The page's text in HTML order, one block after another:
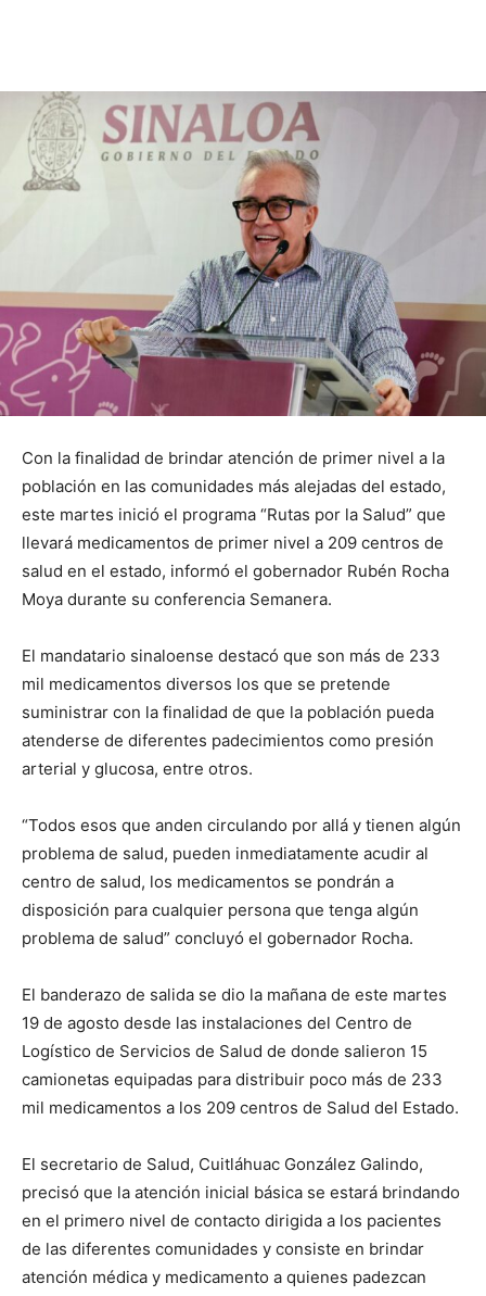
Con la finalidad de brindar atención de primer nivel a la
población en las comunidades más alejadas del estado,
este martes inició el programa “Rutas por la Salud” que
llevará medicamentos de primer nivel a 209 centros de
salud en el estado, informó el gobernador Rubén Rocha
Moya durante su conferencia Semanera.
El mandatario sinaloense destacó que son más de 233
mil medicamentos diversos los que se pretende
suministrar con la finalidad de que la población pueda
atenderse de diferentes padecimientos como presión
arterial y glucosa, entre otros.
“Todos esos que anden circulando por allá y tienen algún
problema de salud, pueden inmediatamente acudir al
centro de salud, los medicamentos se pondrán a
disposición para cualquier persona que tenga algún
problema de salud” concluyó el gobernador Rocha.
El banderazo de salida se dio la mañana de este martes
19 de agosto desde las instalaciones del Centro de
Logístico de Servicios de Salud de donde salieron 15
camionetas equipadas para distribuir poco más de 233
mil medicamentos a los 209 centros de Salud del Estado.
El secretario de Salud, Cuitláhuac González Galindo,
precisó que la atención inicial básica se estará brindando
en el primero nivel de contacto dirigida a los pacientes
de las diferentes comunidades y consiste en brindar
atención médica y medicamento a quienes padezcan